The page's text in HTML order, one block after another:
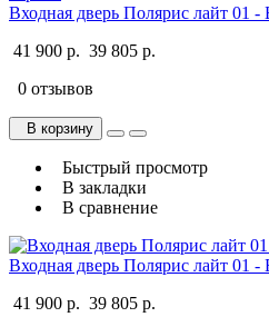
Входная дверь Полярис лайт 01 -
41 900 р. 39 805 р.
0 отзывов
В корзину
Быстрый просмотр
В закладки
В сравнение
Входная дверь Полярис лайт 01 -
41 900 р. 39 805 р.